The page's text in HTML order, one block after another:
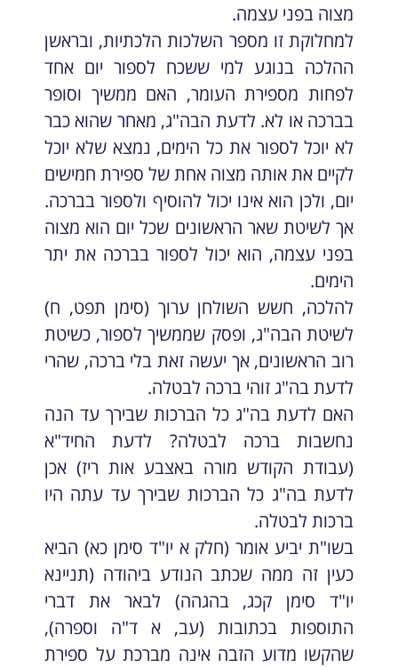
מצוה בפני עצמה.
למחלוקת זו מספר השלכות הלכתיות, ובראשן
ההלכה בנוגע למי ששכח לספור יום אחד
לפחות מספירת העומר, האם ממשיך וסופר
בברכה או לא. לדעת הבה"ג, מאחר שהוא כבר
לא יוכל לספור את כל הימים, נמצא שלא יוכל
לקיים את אותה מצוה אחת של ספירת חמישים
יום, ולכן הוא אינו יכול להוסיף ולספור בברכה.
אך לשיטת שאר הראשונים שכל יום הוא מצוה
בפני עצמה, הוא יכול לספור בברכה את יתר
הימים.
להלכה, חשש השולחן ערוך (סימן תפט, ח)
לשיטת הבה"ג, ופסק שממשיך לספור, כשיטת
רוב הראשונים, אך יעשה זאת בלי ברכה, שהרי
לדעת בה"ג זוהי ברכה לבטלה.
האם לדעת בה"ג כל הברכות שבירך עד הנה
נחשבות ברכה לבטלה? לדעת החיד"א
(עבודת הקודש מורה באצבע אות ריז) אכן
לדעת בה"ג כל הברכות שבירך עד עתה היו
ברכות לבטלה.
בשו"ת יביע אומר (חלק א יו"ד סימן כא) הביא
כעין זה ממה שכתב הנודע ביהודה (תניינא
יו"ד סימן קכג, בהגהה) לבאר את דברי
התוספות בכתובות (עב, א ד"ה וספרה),
שהקשו מדוע הזבה אינה מברכת על ספירת